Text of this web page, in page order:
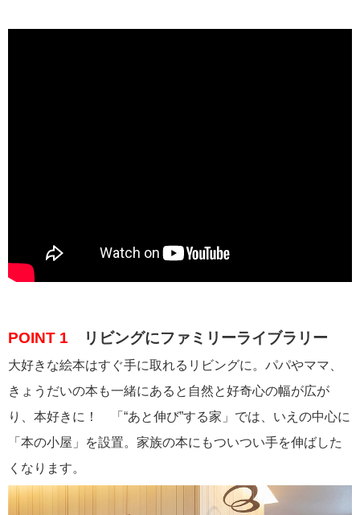
POINT 1 リビングにファミリーライブラリー
大好きな絵本はすぐ手に取れるリビングに。パパやママ、
きょうだいの本も一緒にあると自然と好奇心の幅が広が
り、本好きに！ 「“あと伸び”する家」では、いえの中心に
「本の小屋」を設置。家族の本にもついつい手を伸ばした
くなります。